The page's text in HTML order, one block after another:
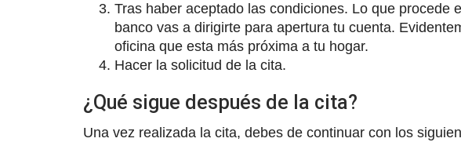
Tras haber aceptado las condiciones. Lo que procede
banco vas a dirigirte para apertura tu cuenta.
oficina que esta más próxima a tu hogar.
Hacer la solicitud de la cita.
¿Qué sigue después de la cita?
Una vez realizada la cita, debes de continuar con los